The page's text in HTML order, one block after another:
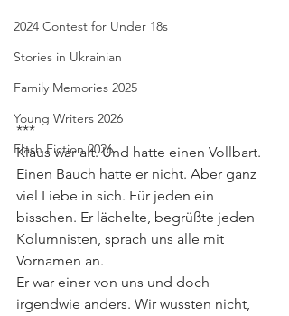
2024 Contest for Under 18s
Stories in Ukrainian
Family Memories 2025
Young Writers 2026
Flash Fiction 2026
***
Klaus war alt. Und hatte einen Vollbart.
Einen Bauch hatte er nicht. Aber ganz
viel Liebe in sich. Für jeden ein
bisschen. Er lächelte, begrüßte jeden
Kolumnisten, sprach uns alle mit
Vornamen an.
Er war einer von uns und doch
irgendwie anders. Wir wussten nicht,